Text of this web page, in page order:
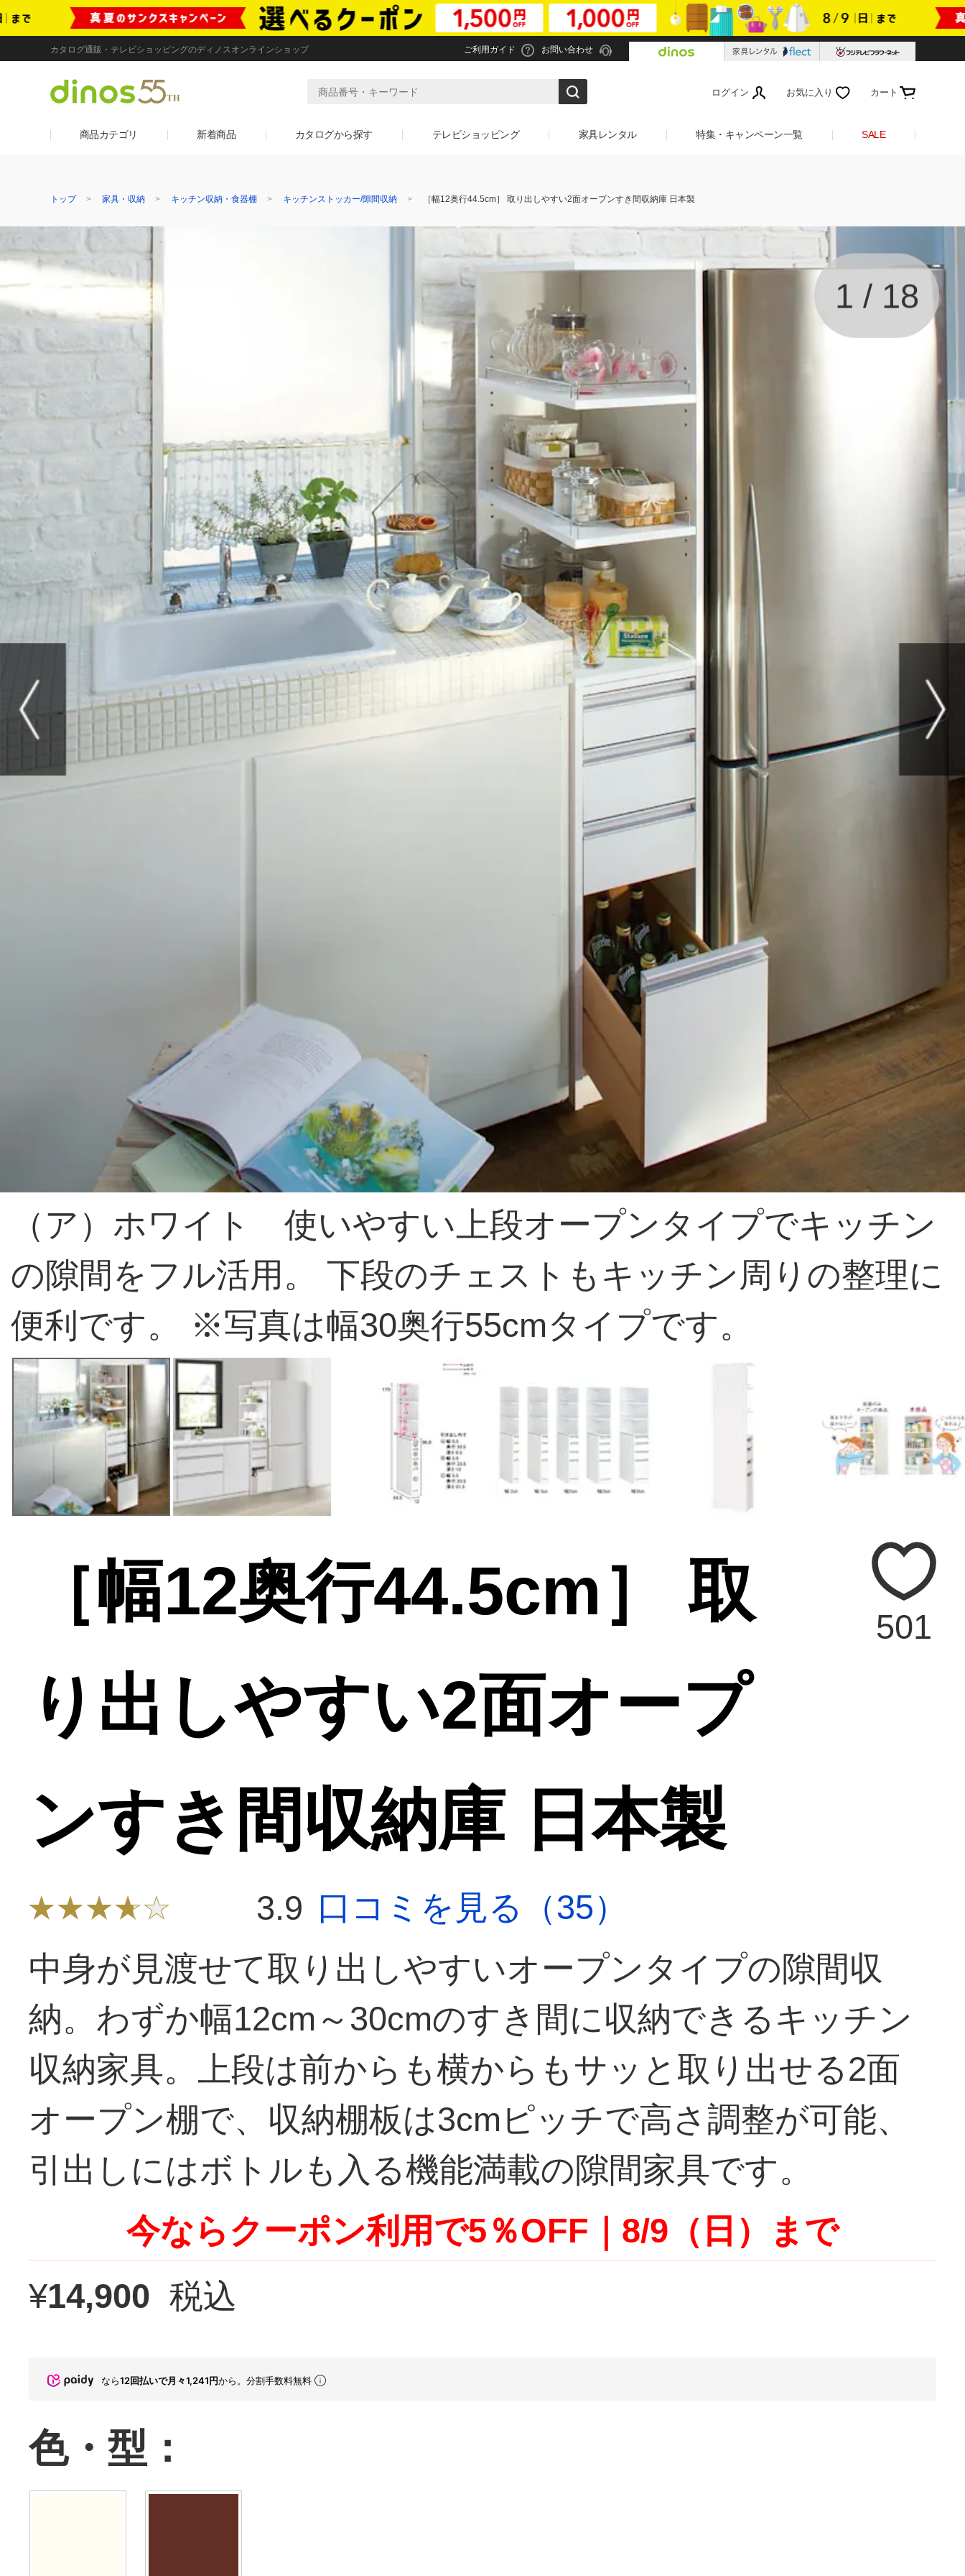
カタログ通販・テレビショッピングのディノスオンラインショップ ご利用ガイド お問い合わせ
ログイン お気に入り カート
商品カテゴリ 新着商品 カタログから探す テレビショッピング 家具レンタル 特集・キャンペーン一覧 SALE
トップ 家具・収納 キッチン収納・食器棚 キッチンストッカー/隙間収納 ［幅12奥行44.5cm］ 取り出しやすい2面オープンすき間収納庫 日本製
（ア）ホワイト 使いやすい上段オープンタイプでキッチン
の隙間をフル活用。 下段のチェストもキッチン周りの整理に
便利です。 ※写真は幅30奥行55cmタイプです。
1 / 18
［幅12奥行44.5cm］ 取
り出しやすい2面オープ
ンすき間収納庫 日本製
501
3.9 口コミを見る（35）
中身が見渡せて取り出しやすいオープンタイプの隙間収
納。わずか幅12cm～30cmのすき間に収納できるキッチン
収納家具。上段は前からも横からもサッと取り出せる2面
オープン棚で、収納棚板は3cmピッチで高さ調整が可能、
引出しにはボトルも入る機能満載の隙間家具です。
今ならクーポン利用で5％OFF｜8/9（日）まで
¥14,900 税込
なら12回払いで月々1,241円から。分割手数料無料
色・型：